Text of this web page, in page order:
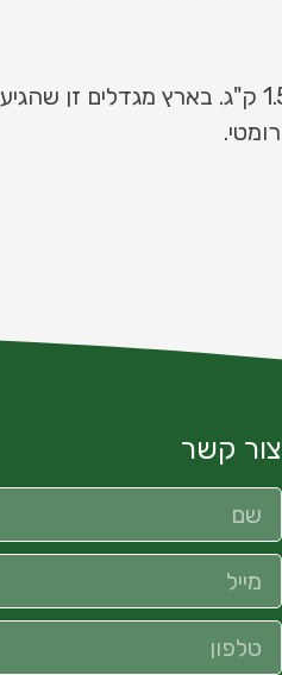
הזן העיקרי בעולם הוא Smooth cayenne אשר כשמו הוא חלק וכמעט ללא קוצים. משקל פרי ממוצע 1.5 ק"ג. בארץ מגדלים זן שהגיע
צור קשר